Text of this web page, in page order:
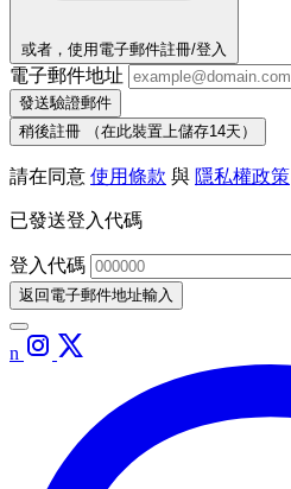
或者，使用電子郵件註冊/登入
電子郵件地址
發送驗證郵件
稍後註冊
（在此裝置上儲存14天）
請在同意 使用條款 與 隱私權政策
已發送登入代碼
登入代碼
返回電子郵件地址輸入
n